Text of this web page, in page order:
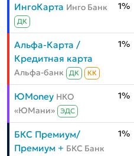
ИнгоКарта Инго Банк
ДК
1%
Альфа-Карта /
Кредитная карта
Альфа-банк ДК КК
1%
ЮMoney НКО
«ЮМани»
ЭДС
1%
БКС Премиум/
Премиум + БКС Банк
1%